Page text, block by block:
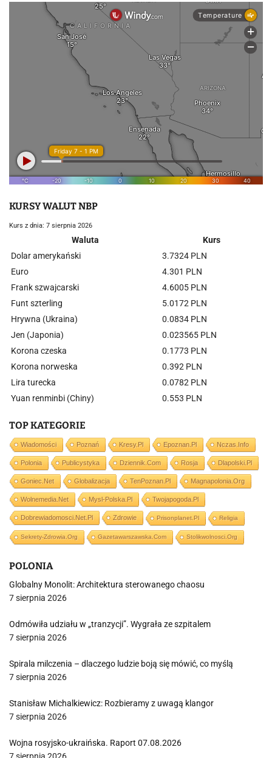
KURSY WALUT NBP
Kurs z dnia: 7 sierpnia 2026
Waluta
Kurs
Dolar amerykański
3.7324 PLN
Euro
4.301 PLN
Frank szwajcarski
4.6005 PLN
Funt szterling
5.0172 PLN
Hrywna (Ukraina)
0.0834 PLN
Jen (Japonia)
0.023565 PLN
Korona czeska
0.1773 PLN
Korona norweska
0.392 PLN
Lira turecka
0.0782 PLN
Yuan renminbi (Chiny)
0.553 PLN
TOP KATEGORIE
Wiadomości Poznań Kresy.pl Epoznan.pl Nczas.info
Polonia Publicystyka Dziennik.com Rosja Dlapolski.pl
Goniec.net Globalizacja TenPoznan.pl Magnapolonia.org
Wolnemedia.net Mysl-Polska.pl Twojapogoda.pl
Dobrewiadomosci.net.pl Zdrowie Prisonplanet.pl Religia
Sekrety-Zdrowia.org Gazetawarszawska.com Stolikwolnosci.org
POLONIA
Globalny Monolit: Architektura sterowanego chaosu
7 sierpnia 2026
Odmówiła udziału w „tranzycji”. Wygrała ze szpitalem
7 sierpnia 2026
Spirala milczenia – dlaczego ludzie boją się mówić, co myślą
7 sierpnia 2026
Stanisław Michalkiewicz: Rozbieramy z uwagą klangor
7 sierpnia 2026
Wojna rosyjsko-ukraińska. Raport 07.08.2026